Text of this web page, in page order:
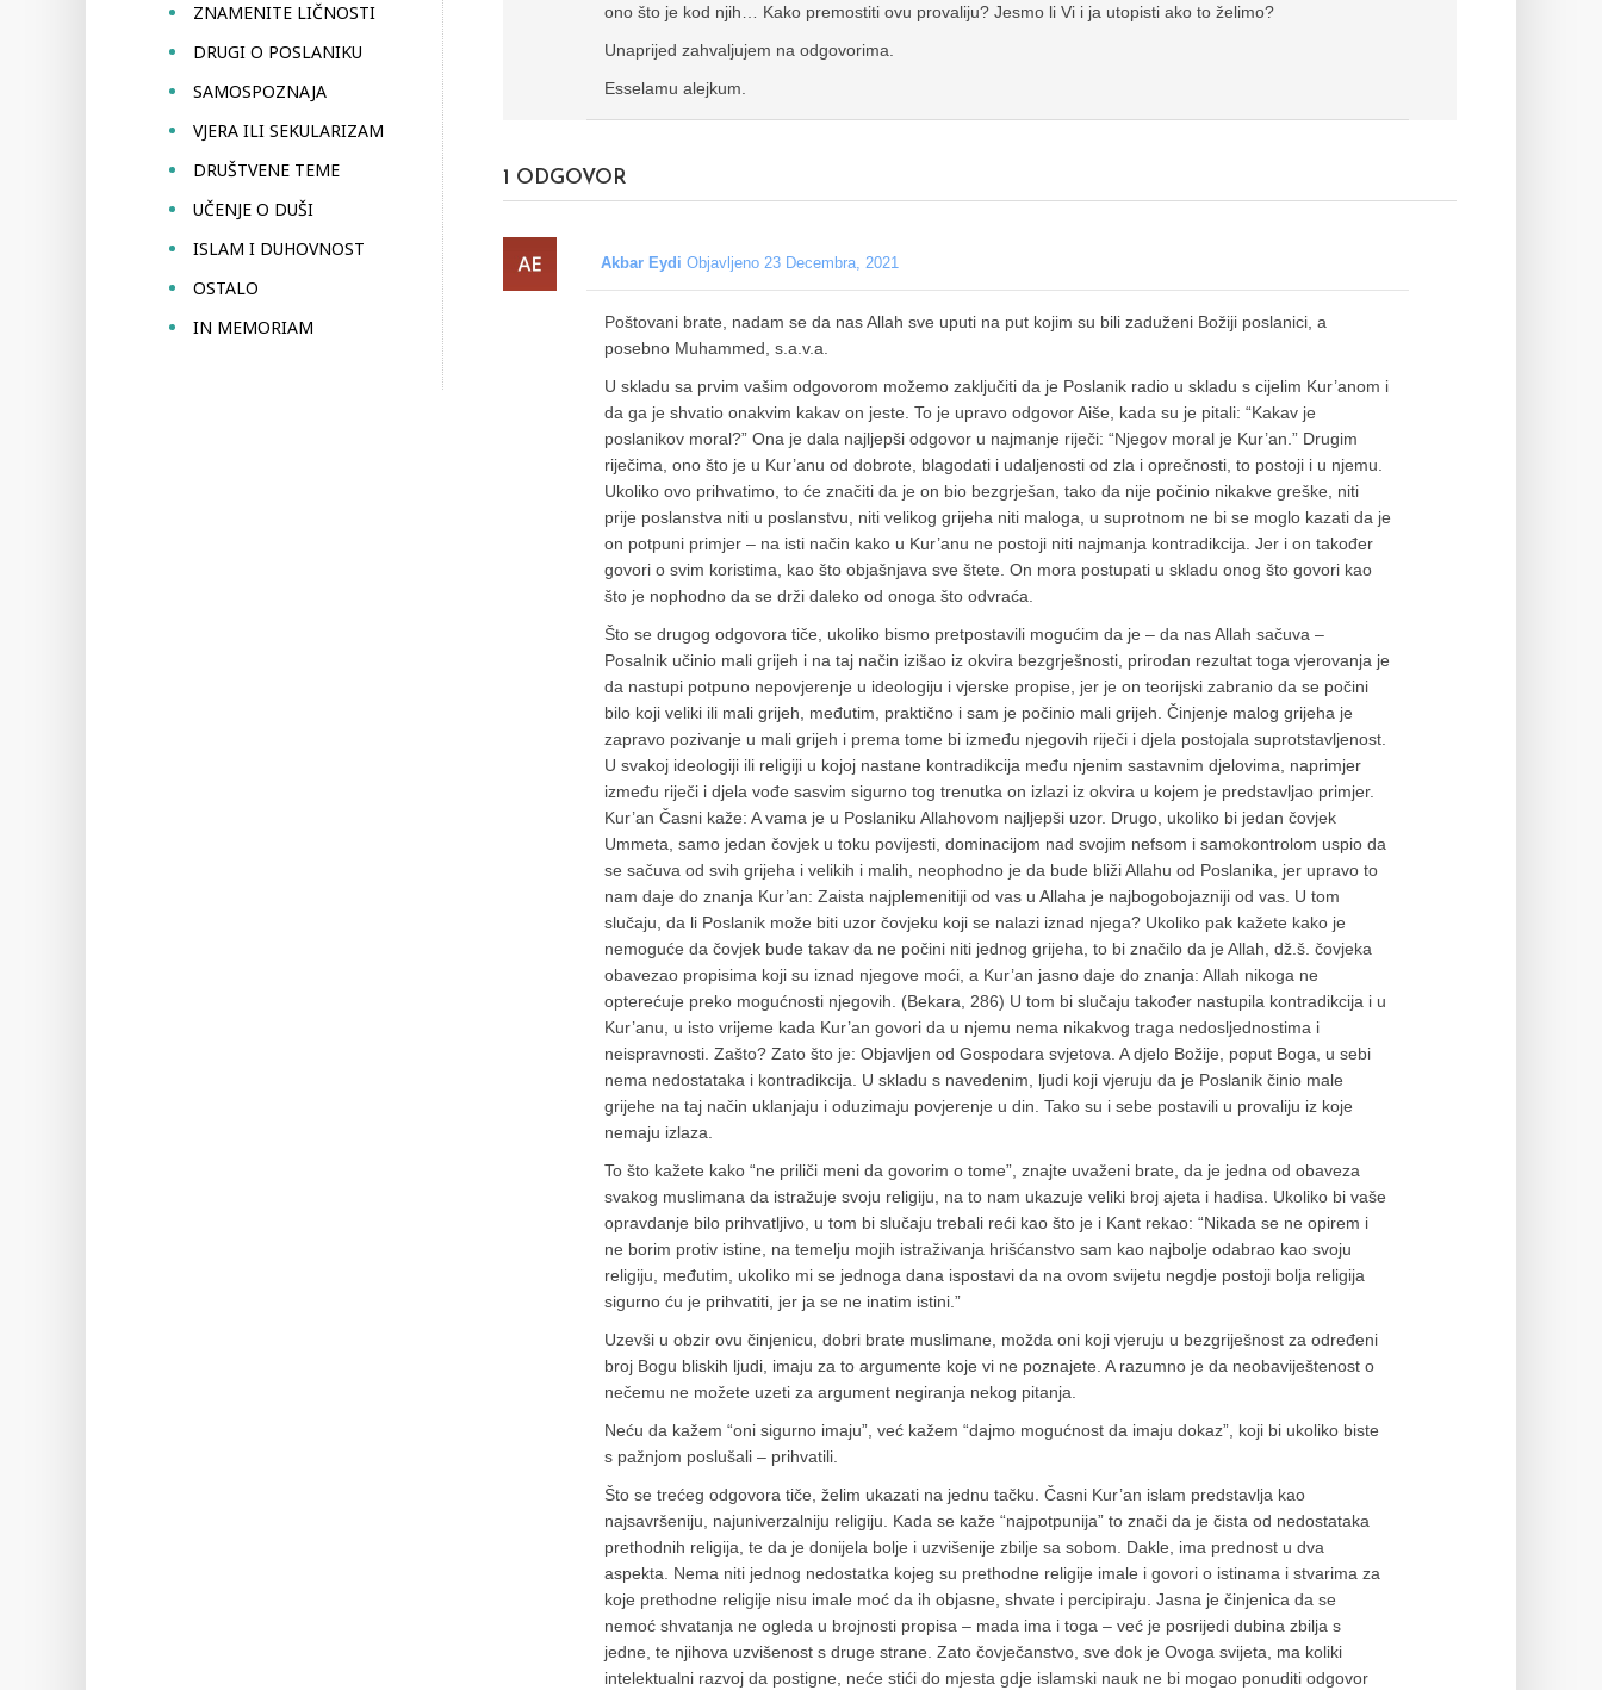
ZNAMENITE LIČNOSTI
DRUGI O POSLANIKU
SAMOSPOZNAJA
VJERA ILI SEKULARIZAM
DRUŠTVENE TEME
UČENJE O DUŠI
ISLAM I DUHOVNOST
OSTALO
IN MEMORIAM
ono što je kod njih… Kako premostiti ovu provaliju? Jesmo li Vi i ja utopisti ako to želimo?
Unaprijed zahvaljujem na odgovorima.
Esselamu alejkum.
1 ODGOVOR
Akbar Eydi Objavljeno 23 Decembra, 2021
Poštovani brate, nadam se da nas Allah sve uputi na put kojim su bili zaduženi Božiji poslanici, a
posebno Muhammed, s.a.v.a.
U skladu sa prvim vašim odgovorom možemo zaključiti da je Poslanik radio u skladu s cijelim Kur’anom i
da ga je shvatio onakvim kakav on jeste. To je upravo odgovor Aiše, kada su je pitali: “Kakav je
poslanikov moral?” Ona je dala najljepši odgovor u najmanje riječi: “Njegov moral je Kur’an.” Drugim
riječima, ono što je u Kur’anu od dobrote, blagodati i udaljenosti od zla i oprečnosti, to postoji i u njemu.
Ukoliko ovo prihvatimo, to će značiti da je on bio bezgrješan, tako da nije počinio nikakve greške, niti
prije poslanstva niti u poslanstvu, niti velikog grijeha niti maloga, u suprotnom ne bi se moglo kazati da je
on potpuni primjer – na isti način kako u Kur’anu ne postoji niti najmanja kontradikcija. Jer i on također
govori o svim koristima, kao što objašnjava sve štete. On mora postupati u skladu onog što govori kao
što je nophodno da se drži daleko od onoga što odvraća.
Što se drugog odgovora tiče, ukoliko bismo pretpostavili mogućim da je – da nas Allah sačuva –
Posalnik učinio mali grijeh i na taj način izišao iz okvira bezgrješnosti, prirodan rezultat toga vjerovanja je
da nastupi potpuno nepovjerenje u ideologiju i vjerske propise, jer je on teorijski zabranio da se počini
bilo koji veliki ili mali grijeh, međutim, praktično i sam je počinio mali grijeh. Činjenje malog grijeha je
zapravo pozivanje u mali grijeh i prema tome bi između njegovih riječi i djela postojala suprotstavljenost.
U svakoj ideologiji ili religiji u kojoj nastane kontradikcija među njenim sastavnim djelovima, naprimjer
između riječi i djela vođe sasvim sigurno tog trenutka on izlazi iz okvira u kojem je predstavljao primjer.
Kur’an Časni kaže: A vama je u Poslaniku Allahovom najljepši uzor. Drugo, ukoliko bi jedan čovjek
Ummeta, samo jedan čovjek u toku povijesti, dominacijom nad svojim nefsom i samokontrolom uspio da
se sačuva od svih grijeha i velikih i malih, neophodno je da bude bliži Allahu od Poslanika, jer upravo to
nam daje do znanja Kur’an: Zaista najplemenitiji od vas u Allaha je najbogobojazniji od vas. U tom
slučaju, da li Poslanik može biti uzor čovjeku koji se nalazi iznad njega? Ukoliko pak kažete kako je
nemoguće da čovjek bude takav da ne počini niti jednog grijeha, to bi značilo da je Allah, dž.š. čovjeka
obavezao propisima koji su iznad njegove moći, a Kur’an jasno daje do znanja: Allah nikoga ne
opterećuje preko mogućnosti njegovih. (Bekara, 286) U tom bi slučaju također nastupila kontradikcija i u
Kur’anu, u isto vrijeme kada Kur’an govori da u njemu nema nikakvog traga nedosljednostima i
neispravnosti. Zašto? Zato što je: Objavljen od Gospodara svjetova. A djelo Božije, poput Boga, u sebi
nema nedostataka i kontradikcija. U skladu s navedenim, ljudi koji vjeruju da je Poslanik činio male
grijehe na taj način uklanjaju i oduzimaju povjerenje u din. Tako su i sebe postavili u provaliju iz koje
nemaju izlaza.
To što kažete kako “ne priliči meni da govorim o tome”, znajte uvaženi brate, da je jedna od obaveza
svakog muslimana da istražuje svoju religiju, na to nam ukazuje veliki broj ajeta i hadisa. Ukoliko bi vaše
opravdanje bilo prihvatljivo, u tom bi slučaju trebali reći kao što je i Kant rekao: “Nikada se ne opirem i
ne borim protiv istine, na temelju mojih istraživanja hrišćanstvo sam kao najbolje odabrao kao svoju
religiju, međutim, ukoliko mi se jednoga dana ispostavi da na ovom svijetu negdje postoji bolja religija
sigurno ću je prihvatiti, jer ja se ne inatim istini.”
Uzevši u obzir ovu činjenicu, dobri brate muslimane, možda oni koji vjeruju u bezgriješnost za određeni
broj Bogu bliskih ljudi, imaju za to argumente koje vi ne poznajete. A razumno je da neobaviještenost o
nečemu ne možete uzeti za argument negiranja nekog pitanja.
Neću da kažem “oni sigurno imaju”, već kažem “dajmo mogućnost da imaju dokaz”, koji bi ukoliko biste
s pažnjom poslušali – prihvatili.
Što se trećeg odgovora tiče, želim ukazati na jednu tačku. Časni Kur’an islam predstavlja kao
najsavršeniju, najuniverzalniju religiju. Kada se kaže “najpotpunija” to znači da je čista od nedostataka
prethodnih religija, te da je donijela bolje i uzvišenije zbilje sa sobom. Dakle, ima prednost u dva
aspekta. Nema niti jednog nedostatka kojeg su prethodne religije imale i govori o istinama i stvarima za
koje prethodne religije nisu imale moć da ih objasne, shvate i percipiraju. Jasna je činjenica da se
nemoć shvatanja ne ogleda u brojnosti propisa – mada ima i toga – već je posrijedi dubina zbilja s
jedne, te njihova uzvišenost s druge strane. Zato čovječanstvo, sve dok je Ovoga svijeta, ma koliki
intelektualni razvoj da postigne, neće stići do mjesta gdje islamski nauk ne bi mogao ponuditi odgovor